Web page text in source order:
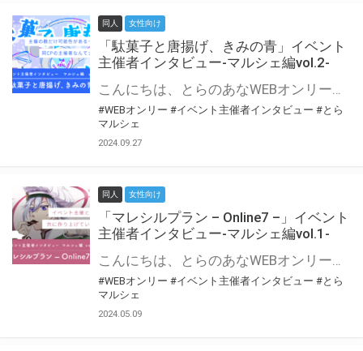
同人 女性向け
「駄菓子と唐揚げ、きみの青」イベント
主催者インタビュー-マルシェ編vol.2-
こんにちは、とらのあなWEBオンリー運営スタッフです。 新たにお届けする、イベント主催者インタビュー-マルシェ編-は、 とらのあなWEBオンリー「マルシェ」をご利用の主催様に 「マルシェ」を使ってイベントを開催した感想や心がけをお聞きする企画です。 今回は、WEBオンリー初開催「駄菓子と唐揚げ、きみの青」より、 主催のぎこ六屋様にお話を伺いました。 協力：ぎこ六屋様／イベント公式Twitter（@krkgwks） とらのあなWEBオンリー「マルシェ」とは？ WEBオンリーでリアルタイムでコミュニケーションがとれるオンライン会場です。
#WEBオンリー #イベント主催者インタビュー #とら
マルシェ
2024.09.27
同人 女性向け
「マレシルプラン – Online7 –」イベント
主催者インタビュー-マルシェ編vol.1-
こんにちは、とらのあなWEBオンリー運営スタッフです。 新たにお届けする、イベント主催者インタビュー-マルシェ編-は、 とらのあなWEBオンリー「マルシェ」をご利用した主催様に 「マルシェ」を使って開催した感想や心がけをお聞きする企画です。 今回は、WEBオンリー開催7回目迎えた「マレシルプラン – Online7 –」より、 主催の玉川うた様にお話を伺いました。 ▼マレシルプランのインタビュー前回記事 「イベント主催者インタビュー vol.6」はこちら 協力：玉川うた様（マレシルプラン実行委員会 代表）／イベント公式Twitter（@mallesil_plan） とらのあなWEBオンリー「マルシェ」とは？ WEBオンリーでリアルタイムでコミュニケーションがとれるオンライン会場です。
#WEBオンリー #イベント主催者インタビュー #とら
マルシェ
2024.05.09